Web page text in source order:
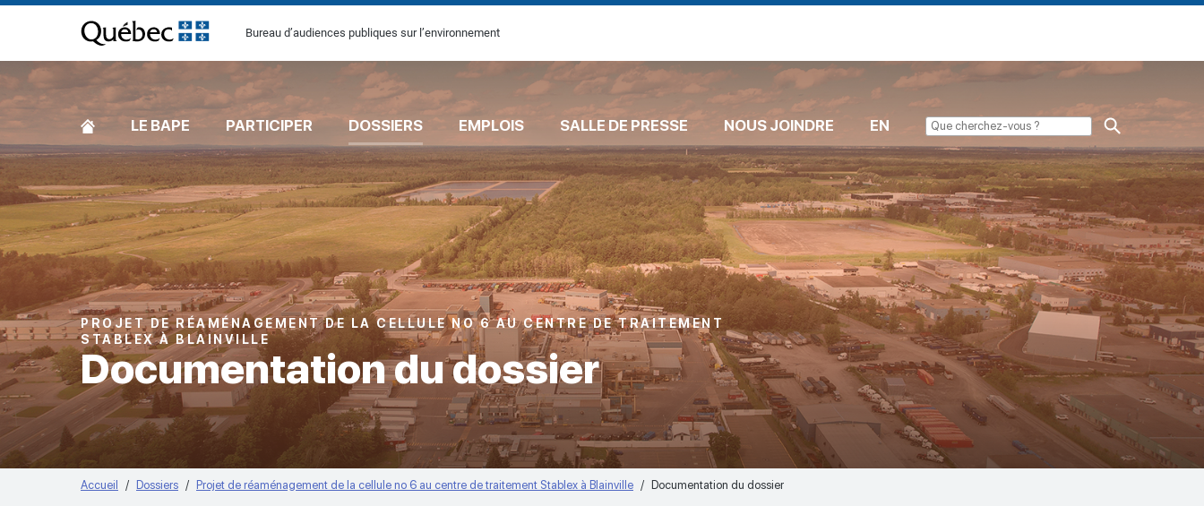
[Common.SkipToContent]
Bureau d’audiences publiques sur l’environnement
ACCUEILLE BAPE PARTICIPER DOSSIERS EMPLOIS SALLE DE PRESSE NOUS JOINDRE EN
PROJET DE RÉAMÉNAGEMENT DE LA CELLULE NO 6 AU CENTRE DE TRAITEMENT
STABLEX À BLAINVILLE
Documentation du dossier
Accueil Dossiers Projet de réaménagement de la cellule no 6 au centre de traitement Stablex à Blainville Documentation du dossier